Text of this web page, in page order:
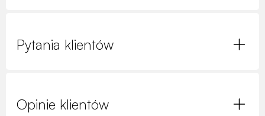
Pytania klientów
Opinie klientów